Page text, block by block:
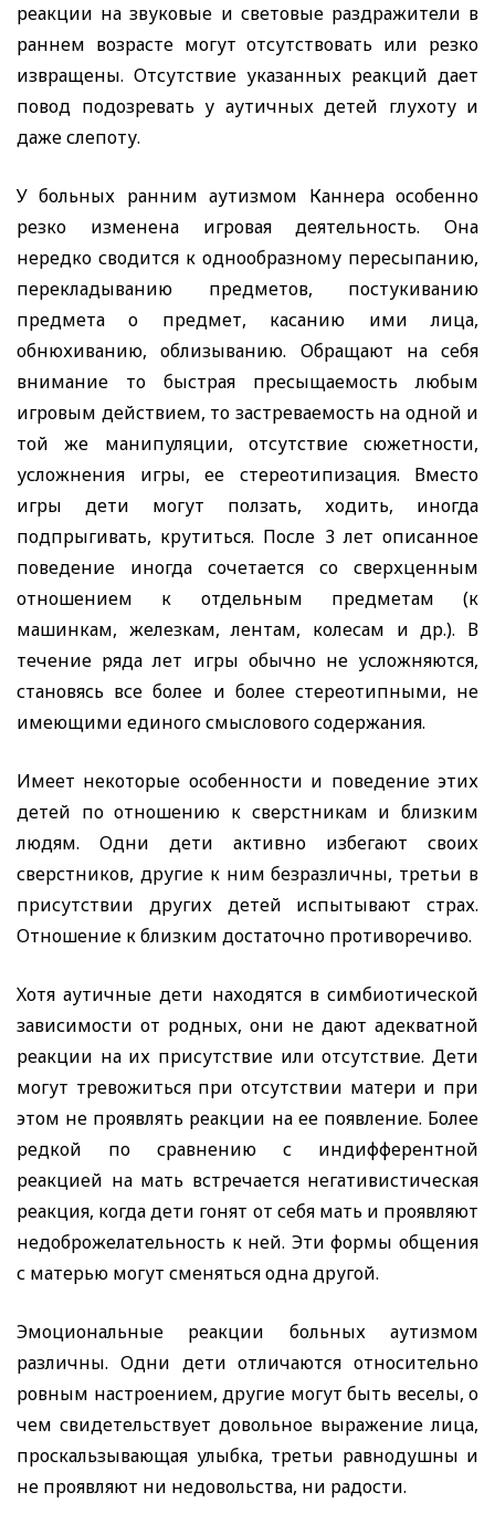
реакции на звуковые и световые раздражители в
раннем возрасте могут отсутствовать или резко
извращены. Отсутствие указанных реакций дает
повод подозревать у аутичных детей глухоту и
даже слепоту.
У больных ранним аутизмом Каннера особенно
резко изменена игровая деятельность. Она
нередко сводится к однообразному пересыпанию,
перекладыванию предметов, постукиванию
предмета о предмет, касанию ими лица,
обнюхиванию, облизыванию. Обращают на себя
внимание то быстрая пресыщаемость любым
игровым действием, то застреваемость на одной и
той же манипуляции, отсутствие сюжетности,
усложнения игры, ее стереотипизация. Вместо
игры дети могут ползать, ходить, иногда
подпрыгивать, крутиться. После 3 лет описанное
поведение иногда сочетается со сверхценным
отношением к отдельным предметам (к
машинкам, железкам, лентам, колесам и др.). В
течение ряда лет игры обычно не усложняются,
становясь все более и более стереотипными, не
имеющими единого смыслового содержания.
Имеет некоторые особенности и поведение этих
детей по отношению к сверстникам и близким
людям. Одни дети активно избегают своих
сверстников, другие к ним безразличны, третьи в
присутствии других детей испытывают страх.
Отношение к близким достаточно противоречиво.
Хотя аутичные дети находятся в симбиотической
зависимости от родных, они не дают адекватной
реакции на их присутствие или отсутствие. Дети
могут тревожиться при отсутствии матери и при
этом не проявлять реакции на ее появление. Более
редкой по сравнению с индифферентной
реакцией на мать встречается негативистическая
реакция, когда дети гонят от себя мать и проявляют
недоброжелательность к ней. Эти формы общения
с матерью могут сменяться одна другой.
Эмоциональные реакции больных аутизмом
различны. Одни дети отличаются относительно
ровным настроением, другие могут быть веселы, о
чем свидетельствует довольное выражение лица,
проскальзывающая улыбка, третьи равнодушны и
не проявляют ни недовольства, ни радости.